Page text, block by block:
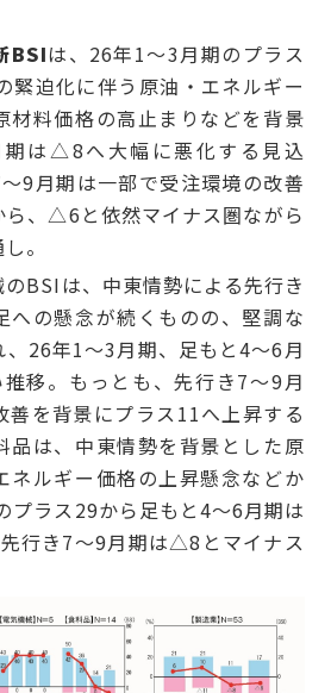
BSIは、26年1～3月期のプラス
緊迫化に伴う原油・エネルギー
材料価格の高止まりなどを背景
は△8へ大幅に悪化する見込
9月期は一部で受注環境の改善
ら、△6と依然マイナス圏ながら
。
BSIは、中東情勢による先行き
への懸念が続くものの、堅調な
26年1～3月期、足もと4～6月
移。もっとも、先行き7～9月
善を背景にプラス11へ上昇する
品は、中東情勢を背景とした原
ネルギー価格の上昇懸念などか
プラス29から足もと4～6月期は
行き7～9月期は△8とマイナス